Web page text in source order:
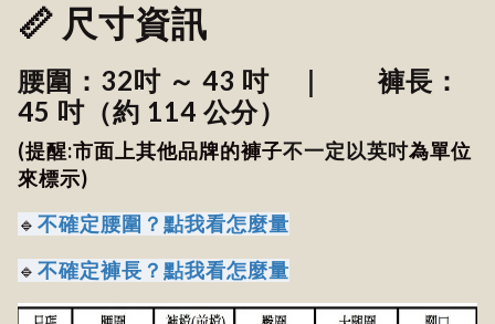
📏 尺寸資訊
腰圍：32吋 ～ 43 吋 ｜ 褲長：
45 吋（約 114 公分）
(提醒:市面上其他品牌的褲子不一定以英吋為單位
來標示)
🔹 不確定腰圍？點我看怎麼量
🔹 不確定褲長？點我看怎麼量